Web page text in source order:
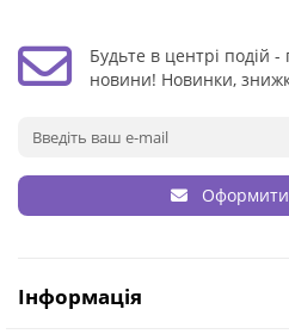
Будьте в центрі подій
новини! Новинки,
Оформити
Інформація